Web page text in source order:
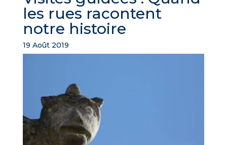
les rues racontent
notre histoire
19 Août 2019